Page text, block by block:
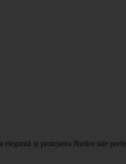
și protejarea florilor tale